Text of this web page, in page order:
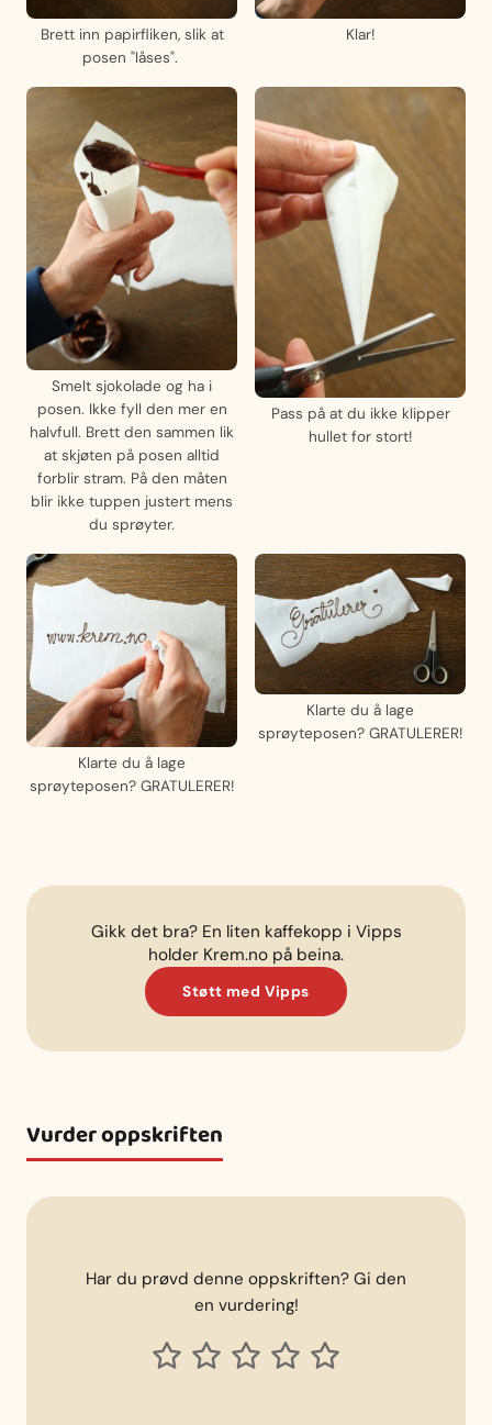
Brett inn papirfliken, slik at
posen "låses".
Klar!
Smelt sjokolade og ha i
posen. Ikke fyll den mer en
halvfull. Brett den sammen lik
at skjøten på posen alltid
forblir stram. På den måten
blir ikke tuppen justert mens
du sprøyter.
Pass på at du ikke klipper
hullet for stort!
Klarte du å lage
sprøyteposen? GRATULERER!
Klarte du å lage
sprøyteposen? GRATULERER!
Gikk det bra? En liten kaffekopp i Vipps
holder Krem.no på beina.
Støtt med Vipps
Vurder oppskriften
Har du prøvd denne oppskriften? Gi den
en vurdering!